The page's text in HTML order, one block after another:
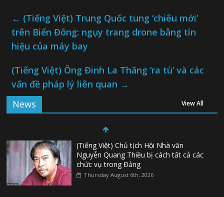
← (Tiếng Việt) Trung Quốc tung ‘chiêu mới’
trên Biển Đông: ngụy trang drone bằng tín
hiệu của máy bay
(Tiếng Việt) Ông Đinh La Thăng ‘ra tù’ và các
vấn đề pháp lý liên quan →
News
View All
(Tiếng Việt) Chủ tịch Hội Nhà văn
Nguyễn Quang Thiều bị cách tất cả các
chức vụ trong Đảng
Thursday August 6th, 2026